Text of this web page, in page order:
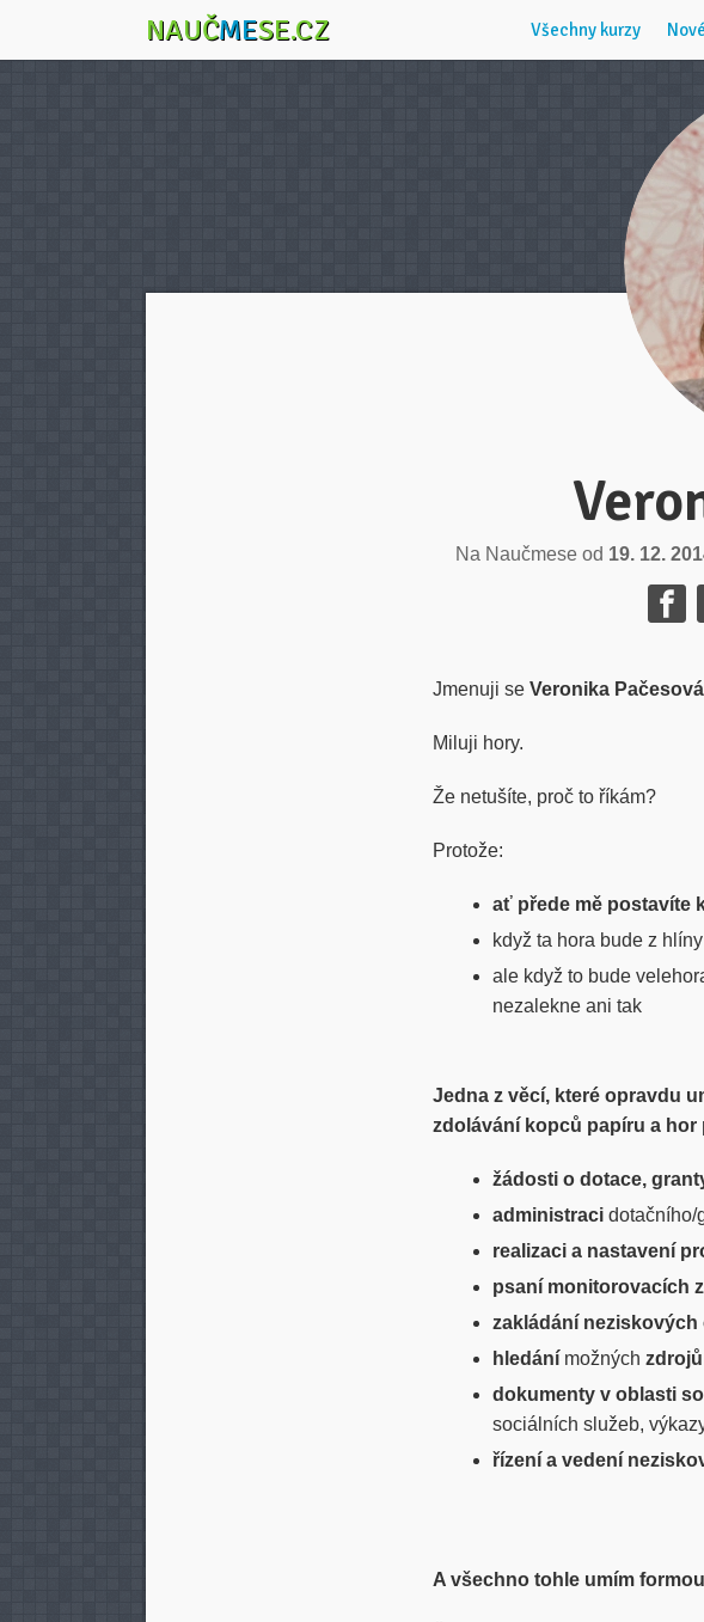
NAUČMESE.CZ Všechny kurzy
Na Naučmese od 19. 12.
Jmenuji se Veronika Pačesová
Miluji hory.
Že netušíte, proč to říkám?
Protože:
ať přede mě postavíte
když ta hora bude z
ale když to bude
nezalekne ani tak
Jedna z věcí, které opravdu
zdolávání kopců papíru a hor
žádosti o dotace,
administraci dotačního/
realizaci a nastavení
psaní monitorovacích
zakládání neziskových
hledání možných
dokumenty v oblasti
sociálních služeb,
řízení a vedení
A všechno tohle umím